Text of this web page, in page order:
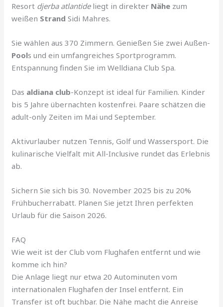
Resort djerba atlantideliegt in direkter Nähe zum
weißen Strand Sidi Mahres.
Sie wählen aus 370 Zimmern. Genießen Sie zwei Außen-
Pools und ein umfangreiches Sportprogramm.
Entspannung finden Sie im Welldiana Club Spa.
Das aldiana club-Konzept ist ideal für Familien. Kinder
bis 5 Jahre übernachten kostenfrei. Paare schätzen die
adult-only Zeiten im Mai und September.
Aktivurlauber nutzen Tennis, Golf und Wassersport. Die
kulinarische Vielfalt mit All-Inclusive rundet das Erlebnis
ab.
Sichern Sie sich bis 30. November 2025 bis zu 20%
Frühbucherrabatt. Planen Sie jetzt Ihren perfekten
Urlaub für die Saison 2026.
FAQ
Wie weit ist der Club vom Flughafen entfernt und wie
komme ich hin?
Die Anlage liegt nur etwa 20 Autominuten vom
internationalen Flughafen der Insel entfernt. Ein
Transfer ist oft buchbar. Die Nähe macht die Anreise